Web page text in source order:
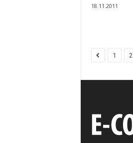
18.11.2011
1 2